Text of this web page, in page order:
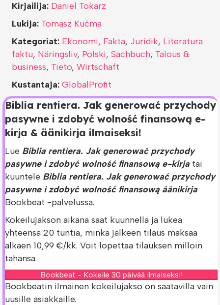
Biblia rentiera. Jak generować przychody
pasywne i zdobyć wolność finansową e-
kirja & äänikirja ilmaiseksi!
Lue Biblia rentiera. Jak generować przychody
pasywne i zdobyć wolność finansową e-kirja tai
kuuntele Biblia rentiera. Jak generować przychody
pasywne i zdobyć wolność finansową äänikirja
Bookbeat -palvelussa.
Kokeilujakson aikana saat kuunnella ja lukea
yhteensä 20 tuntia, minkä jälkeen tilaus maksaa
alkaen 10,99 €/kk. Voit lopettaa tilauksen milloin
tahansa.
Bookbeat - Kokeile 30 päivää ilmaiseksi!
Bookbeatin ilmainen kokeilujakso on saatavilla vain
uusille asiakkaille.
Kirjailija: Daniel Tokarz
Lukija: Tomasz Kućma
Kategoriat: Ekonomi, Fakta, Juridik, Literatura
faktu, Näringsliv, Polski, Sachbuch, Talous &
business, Tieto, Wirtschaft
Kustantaja: GlobalProfit